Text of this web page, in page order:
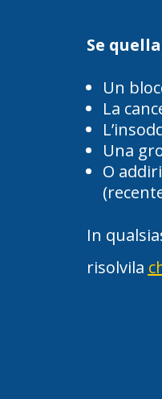
Se
Un
La
Una
O
In
risolvila